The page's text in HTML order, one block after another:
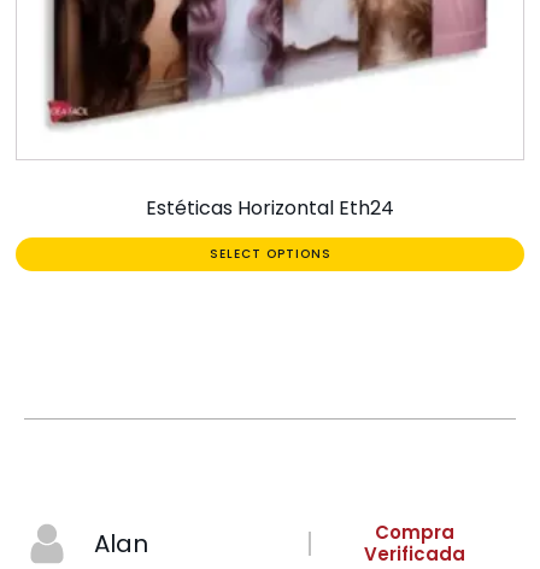
Estéticas Horizontal Eth24
SELECT OPTIONS
Alan
Compra
Verificada